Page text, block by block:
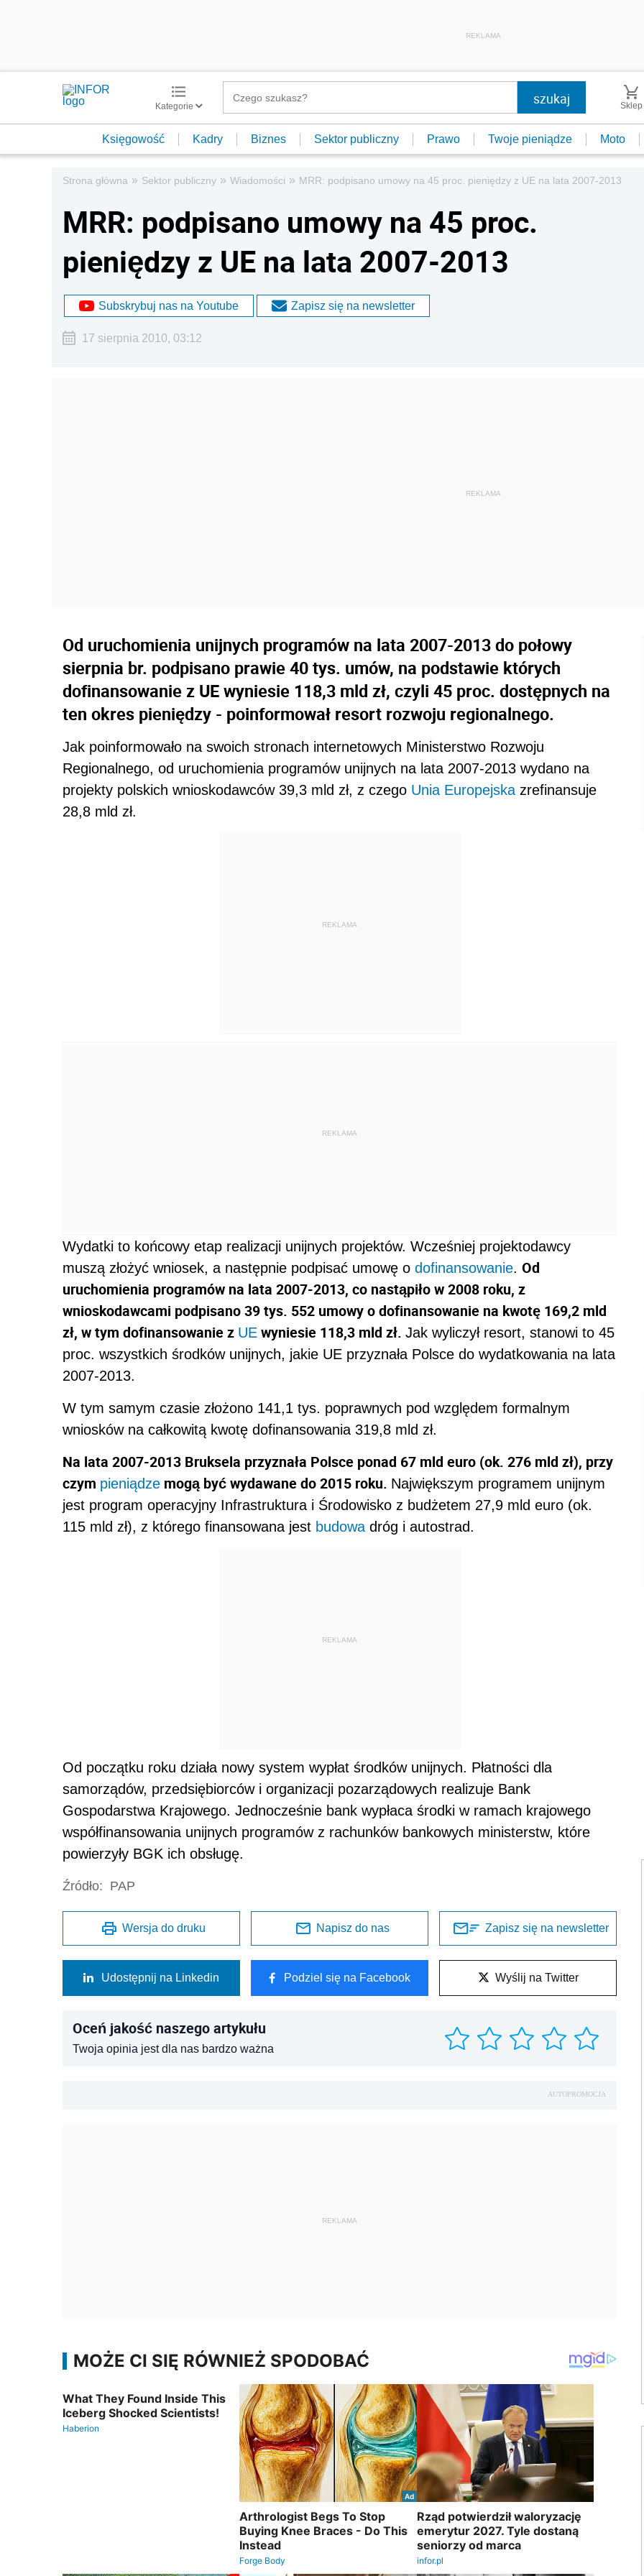
REKLAMA
Kategorie Sklep
Księgowość Kadry Biznes Sektor publiczny Prawo Twoje pieniądze Moto
Strona główna » Sektor publiczny » Wiadomości » MRR: podpisano umowy na 45 proc. pieniędzy z UE na lata 2007-2013
MRR: podpisano umowy na 45 proc.
pieniędzy z UE na lata 2007-2013
Subskrybuj nas na Youtube Zapisz się na newsletter
17 sierpnia 2010, 03:12
Od uruchomienia unijnych programów na lata 2007-2013 do połowy
sierpnia br. podpisano prawie 40 tys. umów, na podstawie których
dofinansowanie z UE wyniesie 118,3 mld zł, czyli 45 proc. dostępnych na
ten okres pieniędzy - poinformował resort rozwoju regionalnego.
Jak poinformowało na swoich stronach internetowych Ministerstwo Rozwoju
Regionalnego, od uruchomienia programów unijnych na lata 2007-2013 wydano na
projekty polskich wnioskodawców 39,3 mld zł, z czego Unia Europejska zrefinansuje
28,8 mld zł.
REKLAMA
REKLAMA
Wydatki to końcowy etap realizacji unijnych projektów. Wcześniej projektodawcy
muszą złożyć wniosek, a następnie podpisać umowę o dofinansowanie. Od
uruchomienia programów na lata 2007-2013, co nastąpiło w 2008 roku, z
wnioskodawcami podpisano 39 tys. 552 umowy o dofinansowanie na kwotę 169,2 mld
zł, w tym dofinansowanie z UE wyniesie 118,3 mld zł. Jak wyliczył resort, stanowi to 45
proc. wszystkich środków unijnych, jakie UE przyznała Polsce do wydatkowania na lata
2007-2013.
W tym samym czasie złożono 141,1 tys. poprawnych pod względem formalnym
wniosków na całkowitą kwotę dofinansowania 319,8 mld zł.
Na lata 2007-2013 Bruksela przyznała Polsce ponad 67 mld euro (ok. 276 mld zł), przy
czym pieniądze mogą być wydawane do 2015 roku. Największym programem unijnym
jest program operacyjny Infrastruktura i Środowisko z budżetem 27,9 mld euro (ok.
115 mld zł), z którego finansowana jest budowa dróg i autostrad.
REKLAMA
Od początku roku działa nowy system wypłat środków unijnych. Płatności dla
samorządów, przedsiębiorców i organizacji pozarządowych realizuje Bank
Gospodarstwa Krajowego. Jednocześnie bank wypłaca środki w ramach krajowego
współfinansowania unijnych programów z rachunków bankowych ministerstw, które
powierzyły BGK ich obsługę.
Źródło: PAP
Wersja do druku Napisz do nas Zapisz się na newsletter
Udostępnij na Linkedin Podziel się na Facebook Wyślij na Twitter
Oceń jakość naszego artykułu
Twoja opinia jest dla nas bardzo ważna
AUTOPROMOCJA
REKLAMA